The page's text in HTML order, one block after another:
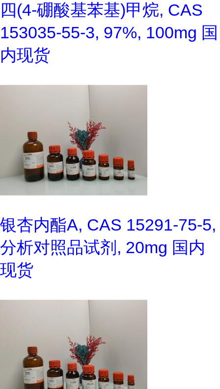
四(4-硼酸基苯基)甲烷, CAS
153035-55-3, 97%, 100mg 国
内现货
银杏内酯A, CAS 15291-75-5,
分析对照品试剂, 20mg 国内
现货